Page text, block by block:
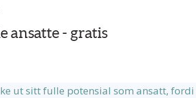
ansatte - gratis
ut sitt fulle potensial som ansatt,